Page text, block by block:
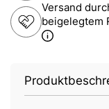
Versand
beigelegtem